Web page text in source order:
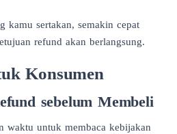
kamu sertakan, semakin cepat
refund akan berlangsung.
Konsumen
sebelum Membeli
waktu untuk membaca kebijakan